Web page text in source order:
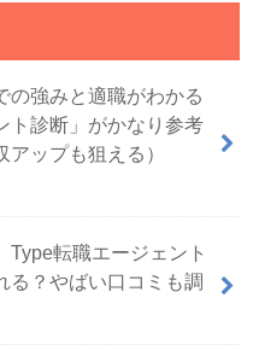
の強みと適職がわかる
ト診断」がかなり参考
ップも狙える）
Type転職エージェント
る？やばい口コミも調